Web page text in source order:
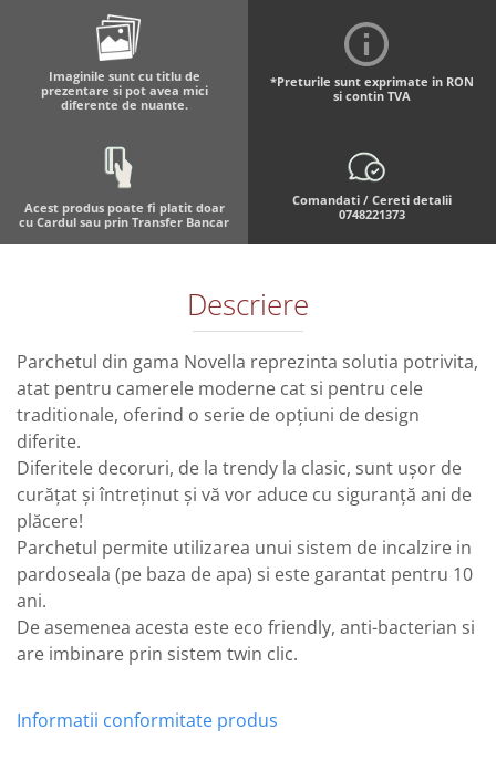
Imaginile sunt cu titlu de
prezentare si pot avea mici
diferente de nuante.
*Preturile sunt exprimate in RON
si contin TVA
Acest produs poate fi platit doar
cu Cardul sau prin Transfer Bancar
Comandati / Cereti detalii
0748221373
Descriere
Parchetul din gama Novella reprezinta solutia potrivita,
atat pentru camerele moderne cat si pentru cele
traditionale, oferind o serie de opțiuni de design
diferite.
Diferitele decoruri, de la trendy la clasic, sunt ușor de
curățat și întreținut și vă vor aduce cu siguranță ani de
plăcere!
Parchetul permite utilizarea unui sistem de incalzire in
pardoseala (pe baza de apa) si este garantat pentru 10
ani.
De asemenea acesta este eco friendly, anti-bacterian si
are imbinare prin sistem twin clic.
Informatii conformitate produs